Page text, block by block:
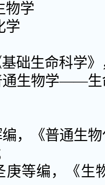
物学
学
础生命科学
通生物学——生
，《普通生
庚等编，《生